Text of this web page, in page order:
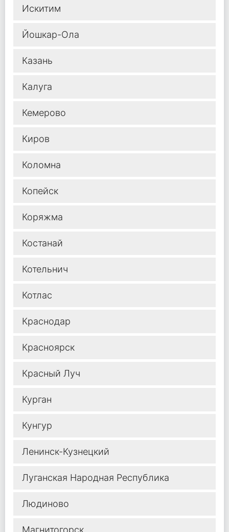
Искитим
Йошкар-Ола
Казань
Калуга
Кемерово
Киров
Коломна
Копейск
Коряжма
Костанай
Котельнич
Котлас
Краснодар
Красноярск
Красный Луч
Курган
Кунгур
Ленинск-Кузнецкий
Луганская Народная Республика
Людиново
Магнитогорск